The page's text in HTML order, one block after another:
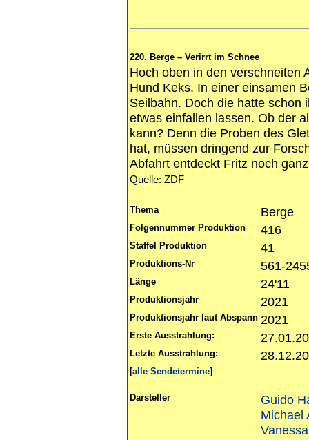
220. Berge – Verirrt im Schnee
Hoch oben in den verschneiten
Hund Keks. In einer einsamen
Seilbahn. Doch die hatte schon
etwas einfallen lassen. Ob der
kann? Denn die Proben des
hat, müssen dringend zur
Abfahrt entdeckt Fritz noch
Quelle: ZDF
Thema Berge
Folgennummer Produktion 416
Staffel Produktion 41
Produktions-Nr 561-
Länge 24'11
Produktionsjahr 2021
Produktionsjahr laut Abspann 2021
Erste Ausstrahlung:
Letzte Ausstrahlung:
[alle Sendetermine]
Darsteller
Guido
Michael